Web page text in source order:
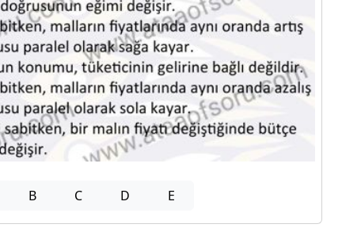
B C D E